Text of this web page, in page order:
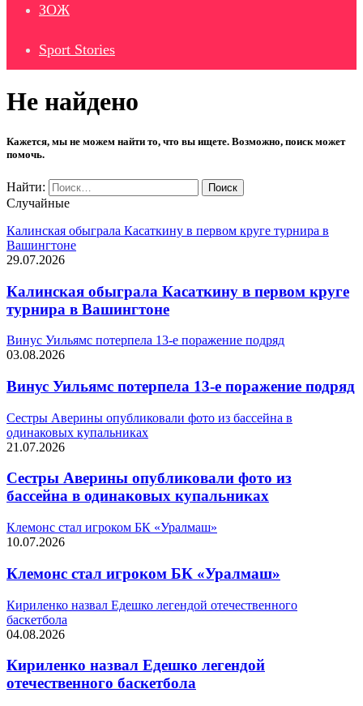
ЗОЖ
Sport Stories
Не найдено
Кажется, мы не можем найти то, что вы ищете. Возможно, поиск может
помочь.
Найти:
Случайные
Калинская обыграла Касаткину в первом круге турнира в
Вашингтоне
29.07.2026
Калинская обыграла Касаткину в первом круге
турнира в Вашингтоне
Винус Уильямс потерпела 13-е поражение подряд
03.08.2026
Винус Уильямс потерпела 13-е поражение подряд
Сестры Аверины опубликовали фото из бассейна в
одинаковых купальниках
21.07.2026
Сестры Аверины опубликовали фото из
бассейна в одинаковых купальниках
Клемонс стал игроком БК «Уралмаш»
10.07.2026
Клемонс стал игроком БК «Уралмаш»
Кириленко назвал Едешко легендой отечественного
баскетбола
04.08.2026
Кириленко назвал Едешко легендой
отечественного баскетбола